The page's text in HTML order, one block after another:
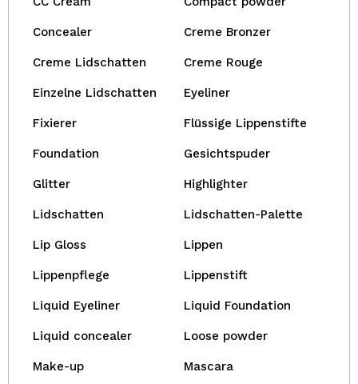
Concealer Creme Bronzer
Creme Lidschatten Creme Rouge
Einzelne Lidschatten Eyeliner
Fixierer Flüssige Lippenstifte
Foundation Gesichtspuder
Glitter Highlighter
Lidschatten Lidschatten-Palette
Lip Gloss Lippen
Lippenpflege Lippenstift
Liquid Eyeliner Liquid Foundation
Liquid concealer Loose powder
Make-up Mascara